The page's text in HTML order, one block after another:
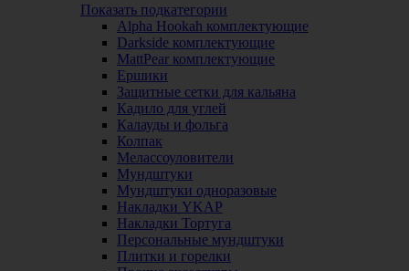
Показать подкатегории
Alpha Hookah комплектующие
Darkside комплектующие
MattPear комплектующие
Ершики
Защитные сетки для кальяна
Кадило для углей
Калауды и фольга
Колпак
Мелассоуловители
Мундштуки
Мундштуки одноразовые
Накладки YKAP
Накладки Тортуга
Персональные мундштуки
Плитки и горелки